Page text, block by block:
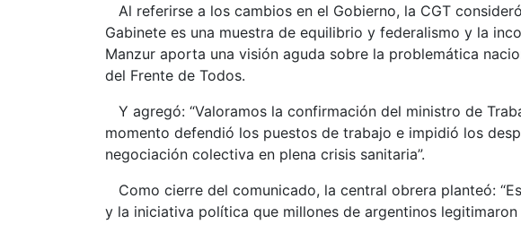
Al referirse a los cambios en el Gobierno, la CGT
Gabinete es una muestra de equilibrio y federalismo y la
Manzur aporta una visión aguda sobre la problemática
del Frente de Todos.
Y agregó: “Valoramos la confirmación del ministro de
momento defendió los puestos de trabajo e impidió los
negociación colectiva en plena crisis sanitaria”.
Como cierre del comunicado, la central obrera planteó:
y la iniciativa política que millones de argentinos